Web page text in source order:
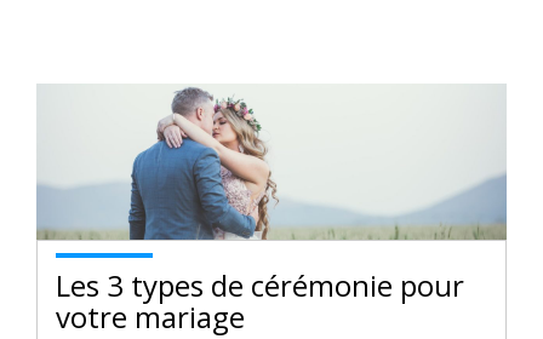
Les 3 types de cérémonie pour
votre mariage